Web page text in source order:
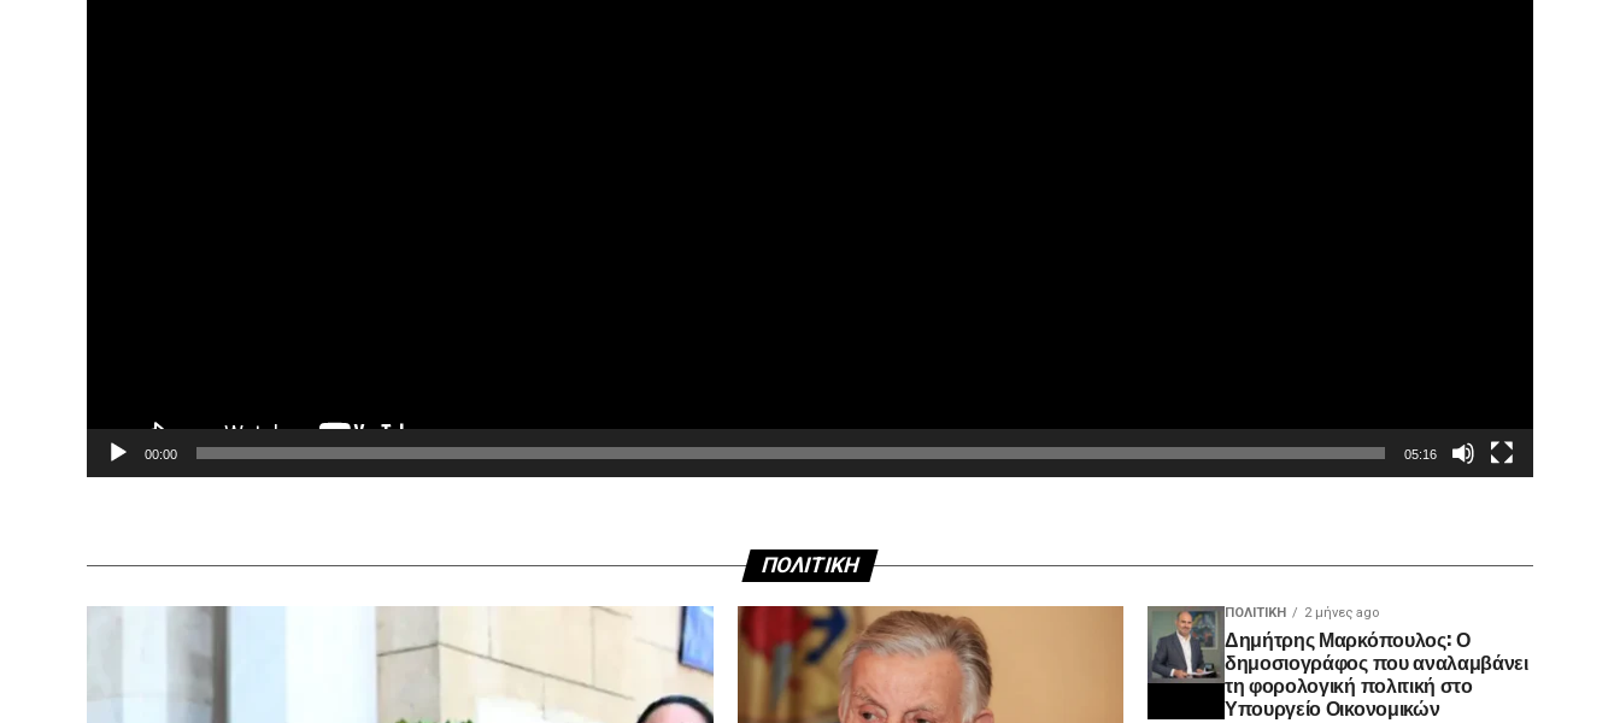
00:00 05:16
ΠΟΛΙΤΙΚΗ
ΠΟΛΙΤΙΚΉ 2 μήνες ago
Δημήτρης Μαρκόπουλος: Ο
δημοσιογράφος που αναλαμβάνει
τη φορολογική πολιτική στο
Υπουργείο Οικονομικών